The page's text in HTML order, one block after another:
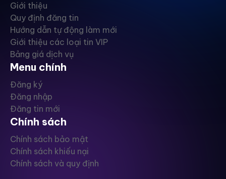
Giới thiệu
Quy định đăng tin
Hướng dẫn tự động làm mới
Giới thiệu các loại tin VIP
Bảng giá dịch vụ
Menu chính
Đăng ký
Đăng nhập
Đăng tin mới
Chính sách
Chính sách bảo mật
Chính sách khiếu nại
Chính sách và quy định